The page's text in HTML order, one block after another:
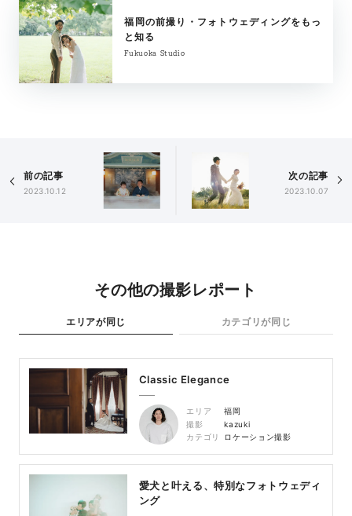
福岡の前撮り・フォトウェディングをもっ
と知る
Fukuoka Studio
前の記事
2023.10.12
次の記事
2023.10.07
その他の撮影レポート
エリアが同じ カテゴリが同じ
Classic Elegance
エリア
福岡
撮影
kazuki
カテゴリ
ロケーション撮影
愛犬と叶える、特別なフォトウェディ
ング